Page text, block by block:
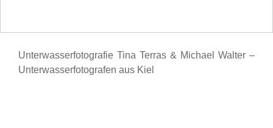
Unterwasserfotografie Tina Terras & Michael Walter –
Unterwasserfotografen aus Kiel